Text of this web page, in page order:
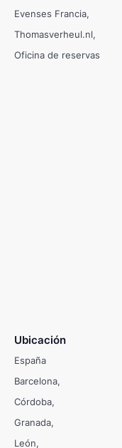
Evenses Francia
Thomasverheul.nl
Oficina de reservas
Ubicación
España
Barcelona
Córdoba
Granada
León